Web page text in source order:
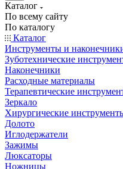
Каталог
По всему сайту
По каталогу
Каталог
Инструменты и
Зуботехнические
Наконечники
Расходные материалы
Терапевтические
Зеркало
Хирургические
Долото
Иглодержатели
Зажимы
Люксаторы
Ножницы